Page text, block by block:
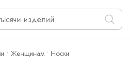
Женщинам Носки